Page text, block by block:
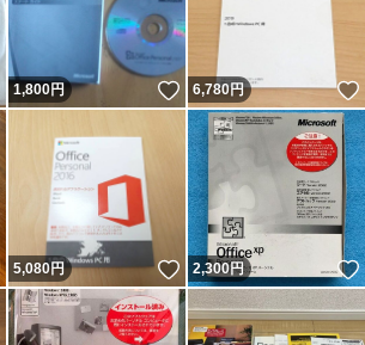
いいね！
1,800円 いいね！
6,780円
いいね！
5,080円 いいね！
2,300円